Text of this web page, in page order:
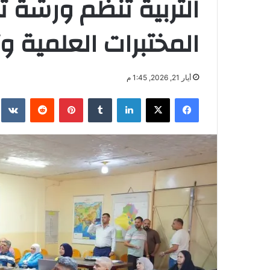
التربية تنظم
المختبرات العلمية
أيار 21, 2026, 1:45 م
فيسبوك ‫X لينكدإن بينتيريست